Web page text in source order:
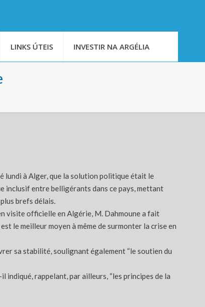
LINKS ÚTEIS INVESTIR NA ARGÉLIA
lundi à Alger, que la solution politique était le
inclusif entre belligérants dans ce pays, mettant
brefs délais.
visite officielle en Algérie, M. Dahmoune a fait
le meilleur moyen à même de surmonter la crise en
sa stabilité, soulignant également “le soutien du
indiqué, rappelant, par ailleurs, “les principes de la